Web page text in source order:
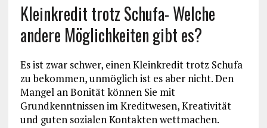
Kleinkredit trotz Schufa- Welche
andere Möglichkeiten gibt es?
Es ist zwar schwer, einen Kleinkredit trotz Schufa
zu bekommen, unmöglich ist es aber nicht. Den
Mangel an Bonität können Sie mit
Grundkenntnissen im Kreditwesen, Kreativität
und guten sozialen Kontakten wettmachen.